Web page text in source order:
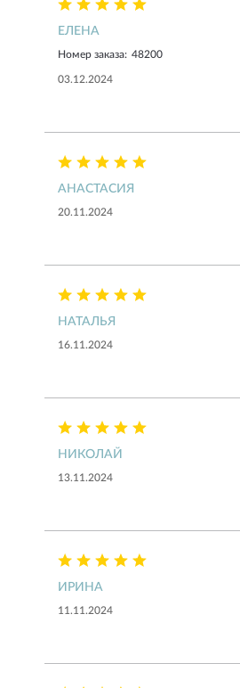
ЕЛЕНА
Номер заказа: 48200
03.12.2024
АНАСТАСИЯ
20.11.2024
НАТАЛЬЯ
16.11.2024
НИКОЛАЙ
13.11.2024
ИРИНА
11.11.2024